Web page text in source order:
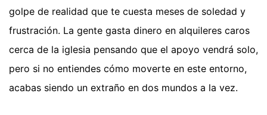
golpe de realidad que te cuesta meses de soledad y
frustración. La gente gasta dinero en alquileres caros
cerca de la iglesia pensando que el apoyo vendrá solo,
pero si no entiendes cómo moverte en este entorno,
acabas siendo un extraño en dos mundos a la vez.